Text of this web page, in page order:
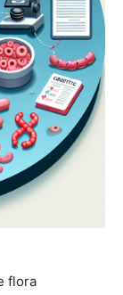
flora